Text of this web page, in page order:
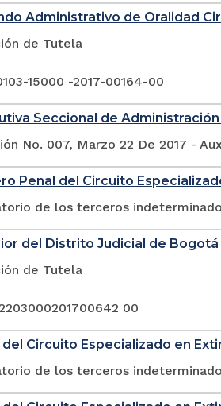
Administrativo de Oralidad
de Tutela
15000 -2017-00164-00
Seccional de
No. 007, Marzo 22 De 2017 -
Penal del Circuito
de los terceros
del Distrito Judicial de
de Tutela
00
Circuito Especializado en
de los terceros